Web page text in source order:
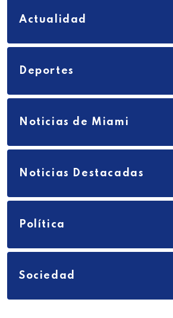
Actualidad
Deportes
Noticias de Miami
Noticias Destacadas
Política
Sociedad